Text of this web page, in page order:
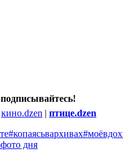
подписывайтесь!
кино.dzen | птице.dzen
#копаясьвархивах
фото дня